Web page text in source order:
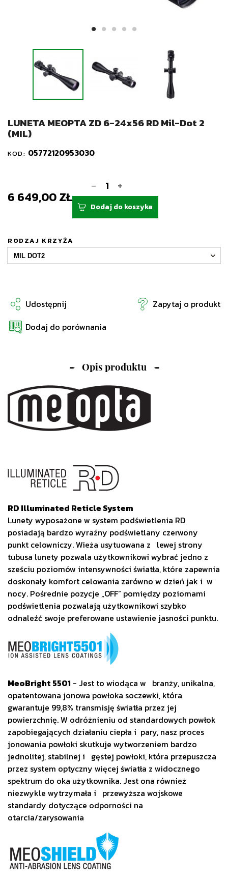
LUNETA MEOPTA ZD 6-24x56 RD Mil-Dot 2
(MIL)
KOD: 05772120953030
6 649,00 ZŁ
- +
Dodaj do koszyka
RODZAJ KRZYŻA
Udostępnij
Zapytaj o produkt
Dodaj do porównania
Opis produktu
RD Illuminated Reticle System
Lunety wyposażone w system podświetlenia RD
posiadają bardzo wyraźny podświetlany czerwony
punkt celowniczy. Wieża usytuowana z lewej strony
tubusa lunety pozwala użytkownikowi wybrać jedno z
sześciu poziomów intensywności światła, które zapewnia
doskonały komfort celowania zarówno w dzień jak i w
nocy. Pośrednie pozycje „OFF” pomiędzy poziomami
podświetlenia pozwalają użytkownikowi szybko
odnaleźć swoje preferowane ustawienie jasności punktu.
MeoBright 5501 - Jest to wiodąca w branży, unikalna,
opatentowana jonowa powłoka soczewki, która
gwarantuje 99,8% transmisję światła przez jej
powierzchnię. W odróżnieniu od standardowych powłok
zapobiegających działaniu ciepła i pary, nasz proces
jonowania powłoki skutkuje wytworzeniem bardzo
jednolitej, stabilnej i gęstej powłoki, która przepuszcza
przez system optyczny więcej światła z widocznego
spektrum do oka użytkownika. Jest ona również
niezwykle wytrzymała i przewyższa wojskowe
standardy dotyczące odporności na
otarcia/zarysowania